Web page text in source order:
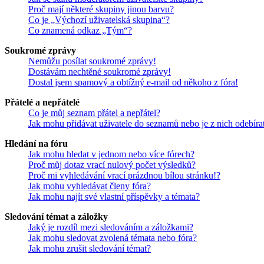
Proč mají některé skupiny jinou barvu?
Co je „Výchozí uživatelská skupina“?
Co znamená odkaz „Tým“?
Soukromé zprávy
Nemůžu posílat soukromé zprávy!
Dostávám nechtěné soukromé zprávy!
Dostal jsem spamový a obtížný e-mail od někoho z fóra!
Přátelé a nepřátelé
Co je můj seznam přátel a nepřátel?
Jak mohu přidávat uživatele do seznamů nebo je z nich
Hledání na fóru
Jak mohu hledat v jednom nebo více fórech?
Proč můj dotaz vrací nulový počet výsledků?
Proč mi vyhledávání vrací prázdnou bílou stránku!?
Jak mohu vyhledávat členy fóra?
Jak mohu najít své vlastní příspěvky a témata?
Sledování témat a záložky
Jaký je rozdíl mezi sledováním a záložkami?
Jak mohu sledovat zvolená témata nebo fóra?
Jak mohu zrušit sledování témat?